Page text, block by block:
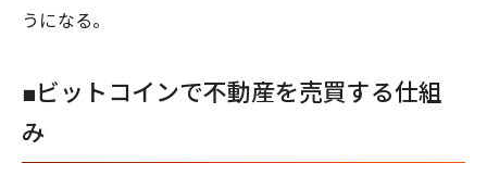
うになる。
■ビットコインで不動産を売買する仕組
み